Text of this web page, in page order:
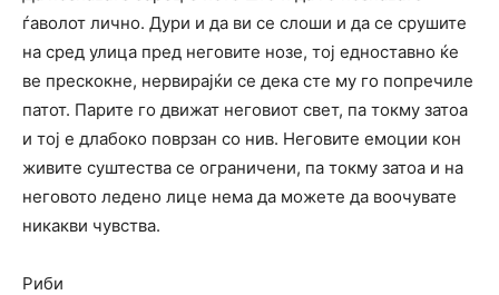
ѓаволот лично. Дури и да ви се слоши и да се срушите
на сред улица пред неговите нозе, тој едноставно ќе
ве прескокне, нервирајќи се дека сте му го попречиле
патот. Парите го движат неговиот свет, па токму затоа
и тој е длабоко поврзан со нив. Неговите емоции кон
живите суштества се ограничени, па токму затоа и на
неговото ледено лице нема да можете да воочувате
никакви чувства.
Риби